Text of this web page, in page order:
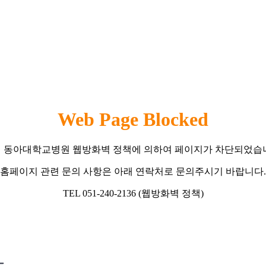
Web Page Blocked
동아대학교병원 웹방화벽 정책에 의하여 페이지가 차단되었습
홈페이지 관련 문의 사항은 아래 연락처로 문의주시기 바랍니다.
TEL 051-240-2136 (웹방화벽 정책)